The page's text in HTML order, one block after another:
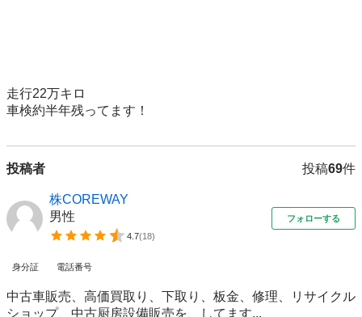
走行22万キロ
車検約半年残ってます！
投稿者 投稿69件
株COREWAY
男性
4.7(18)
フォローする
身分証 電話番号
中古車販売、高価買取り、下取り、板金、修理、リサイクル
ショップ、中古厨房設備販売を、してます...